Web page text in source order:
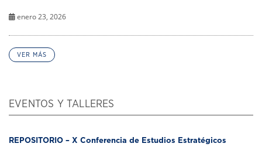
enero 23, 2026
VER MÁS
EVENTOS Y TALLERES
REPOSITORIO – X Conferencia de Estudios Estratégicos